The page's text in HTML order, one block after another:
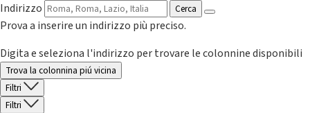
Indirizzo
Cerca
Prova a inserire un indirizzo più preciso.
Digita e seleziona l'indirizzo per trovare le colonnine disponibili
Trova la colonnina piú vicina
Filtri
Filtri